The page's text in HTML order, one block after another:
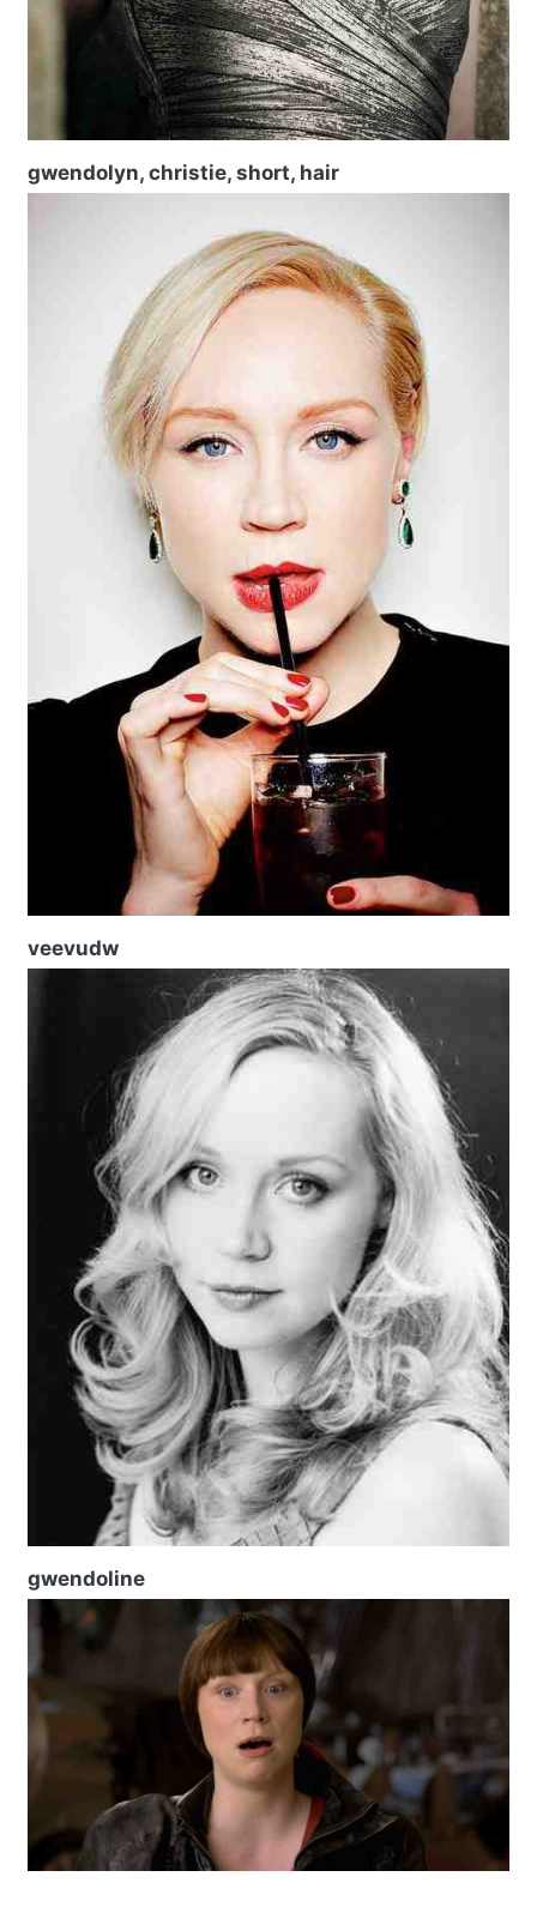
gwendolyn, christie, short, hair
veevudw
gwendoline